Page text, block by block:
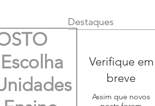
Destaques
Verifique em
breve
Assim que novos